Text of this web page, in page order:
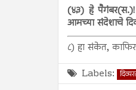
(४३) हे
आमच्या संदेशाचे
८) हा संकेत,
Labels: